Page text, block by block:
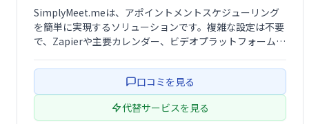
SimplyMeet.meは、アポイントメントスケジューリング
を簡単に実現するソリューションです。複雑な設定は不要
で、Zapierや主要カレンダー、ビデオプラットフォームと
的なミーティングを実現します。業務効率化に繋がるシン
プルで使いやすいシステム …口コミを見る
代替サービスを見る